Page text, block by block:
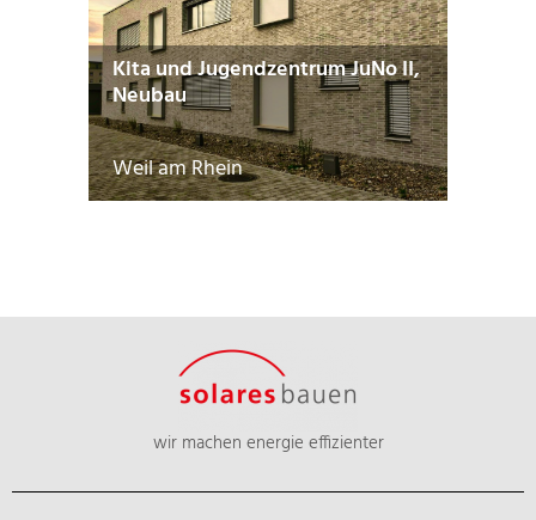
Kita und Jugendzentrum JuNo II,
Neubau
Weil am Rhein
wir machen energie effizienter